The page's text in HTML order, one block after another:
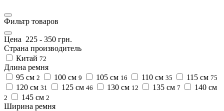
Фильтр товаров
Цена 225 - 350 грн.
Страна производитель
Китай 72
Длина ремня
95 см 2 100 см 9 105 см 16 110 см 35 115 см 75
120 см 31 125 см 46 130 см 12 135 см 7 140 см
2 145 см 2
Ширина ремня